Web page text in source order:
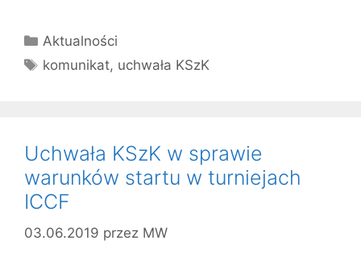
Kategorie
Aktualności
Tagi
komunikat, uchwała KSzK
Uchwała KSzK w sprawie
warunków startu w turniejach
ICCF
03.06.2019 przez MW